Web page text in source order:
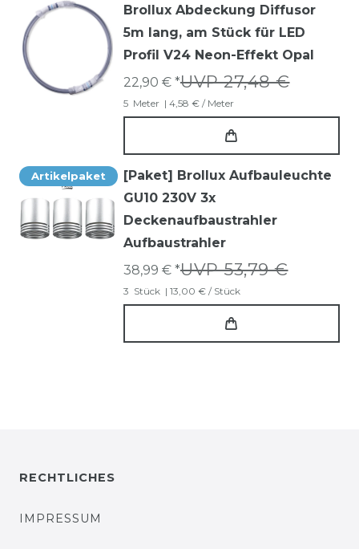
Brollux Abdeckung Diffusor
5m lang, am Stück für LED
Profil V24 Neon-Effekt Opal
UVP 27,48 €
22,90 € *
5 Meter | 4,58 € / Meter
Artikelpaket
[Paket] Brollux Aufbauleuchte
GU10 230V 3x
Deckenaufbaustrahler
Aufbaustrahler
UVP 53,79 €
38,99 € *
3 Stück | 13,00 € / Stück
RECHTLICHES
IMPRESSUM